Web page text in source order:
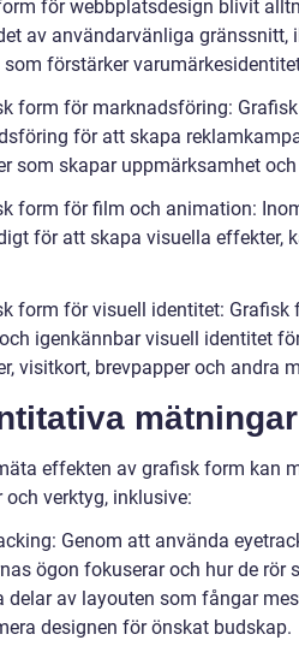
för webbplatsdesign blivit
av användarvänliga gränssnitt,
som förstärker
form för marknadsföring:
för att skapa
som skapar uppmärksamhet
form för film och animation:
för att skapa visuella effekter,
form för visuell identitet:
igenkännbar visuell identitet
visitkort, brevpapper och andra
effekten av grafisk form kan
och verktyg, inklusive:
Genom att använda
ögon fokuserar och hur de rör
delar av layouten som fångar
designen för önskat budskap.